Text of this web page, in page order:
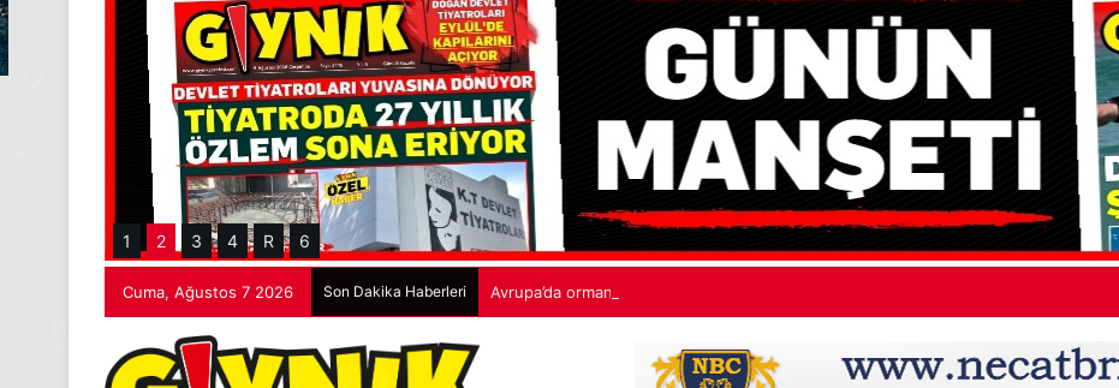
1 2 3 4 R 6
Cuma, Ağustos 7 2026 Son Dakika Haberleri Avrupa’da orman yangınları: “530 bin hektardan fazla alan kaybedildi”